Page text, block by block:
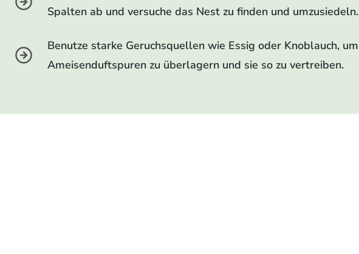
Spalten ab und versuche das Nest zu finden und umzusiedeln.
Benutze starke Geruchsquellen wie Essig oder Knoblauch, um
Ameisenduftspuren zu überlagern und sie so zu vertreiben.